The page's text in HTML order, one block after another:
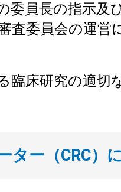
委員長の指示及
査委員会の運営
臨床研究の適切
ター（CRC）